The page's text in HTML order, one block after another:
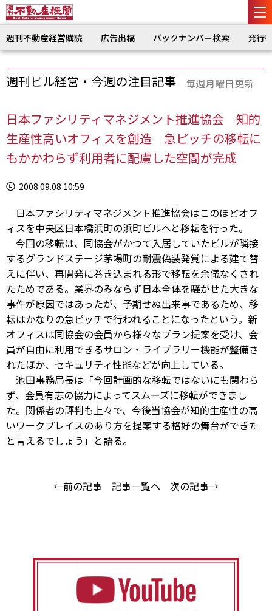
週刊不動産経営購読 広告出稿 バックナンバー検索 発行
週刊ビル経営・今週の注目記事 毎週月曜日更新
日本ファシリティマネジメント推進協会 知的
生産性高いオフィスを創造 急ピッチの移転に
もかかわらず利用者に配慮した空間が完成
2008.09.08 10:59
日本ファシリティマネジメント推進協会はこのほどオフ
ィスを中央区日本橋浜町の浜町ビルへと移転を行った。
今回の移転は、同協会がかつて入居していたビルが隣接
するグランドステージ茅場町の耐震偽装発覚による建て替
えに伴い、再開発に巻き込まれる形で移転を余儀なくされ
たためである。業界のみならず日本全体を騒がせた大きな
事件が原因ではあったが、予期せぬ出来事であるため、移
転はかなりの急ピッチで行われることになったという。新
オフィスは同協会の会員から様々なプラン提案を受け、会
員が自由に利用できるサロン・ライブラリー機能が整備さ
れたほか、セキュリティ性能などが向上している。
池田事務局長は「今回計画的な移転ではないにも関わら
ず、会員有志の協力によってスムーズに移転ができまし
た。関係者の評判も上々で、今後当協会が知的生産性の高
いワークプレイスのあり方を提案する格好の舞台ができた
と言えるでしょう」と語る。
←前の記事 記事一覧へ 次の記事→